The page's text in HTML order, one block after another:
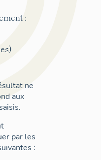
:
ne
aux
par les
: